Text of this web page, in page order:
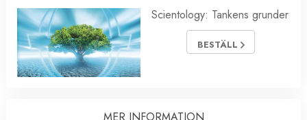
Scientology: Tankens grunder
BESTÄLL
MER INFORMATION